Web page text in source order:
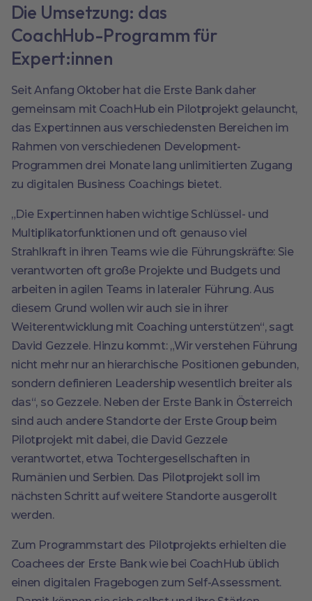
Die Umsetzung: das
CoachHub-Programm für
Expert:innen
Seit Anfang Oktober hat die Erste Bank daher
gemeinsam mit CoachHub ein Pilotprojekt gelauncht,
das Expert:innen aus verschiedensten Bereichen im
Rahmen von verschiedenen Development-
Programmen drei Monate lang unlimitierten Zugang
zu digitalen Business Coachings bietet.
„Die Expert:innen haben wichtige Schlüssel- und
Multiplikatorfunktionen und oft genauso viel
Strahlkraft in ihren Teams wie die Führungskräfte: Sie
verantworten oft große Projekte und Budgets und
arbeiten in agilen Teams in lateraler Führung. Aus
diesem Grund wollen wir auch sie in ihrer
Weiterentwicklung mit Coaching unterstützen“, sagt
David Gezzele. Hinzu kommt: „Wir verstehen Führung
nicht mehr nur an hierarchische Positionen gebunden,
sondern definieren Leadership wesentlich breiter als
das“, so Gezzele. Neben der Erste Bank in Österreich
sind auch andere Standorte der Erste Group beim
Pilotprojekt mit dabei, die David Gezzele
verantwortet, etwa Tochtergesellschaften in
Rumänien und Serbien. Das Pilotprojekt soll im
nächsten Schritt auf weitere Standorte ausgerollt
werden.
Zum Programmstart des Pilotprojekts erhielten die
Coachees der Erste Bank wie bei CoachHub üblich
einen digitalen Fragebogen zum Self-Assessment.